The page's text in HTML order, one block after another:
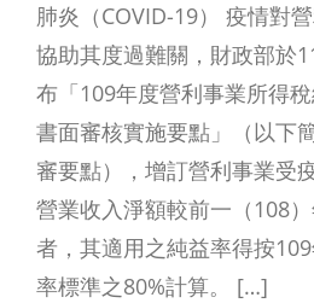
肺炎（COVID-19） 疫情對
協助其度過難關，財政部於
布「109年度營利事業所得
書面審核實施要點」（以下
審要點），增訂營利事業受
營業收入淨額較前一（108
者，其適用之純益率得按
率標準之80%計算。 […]